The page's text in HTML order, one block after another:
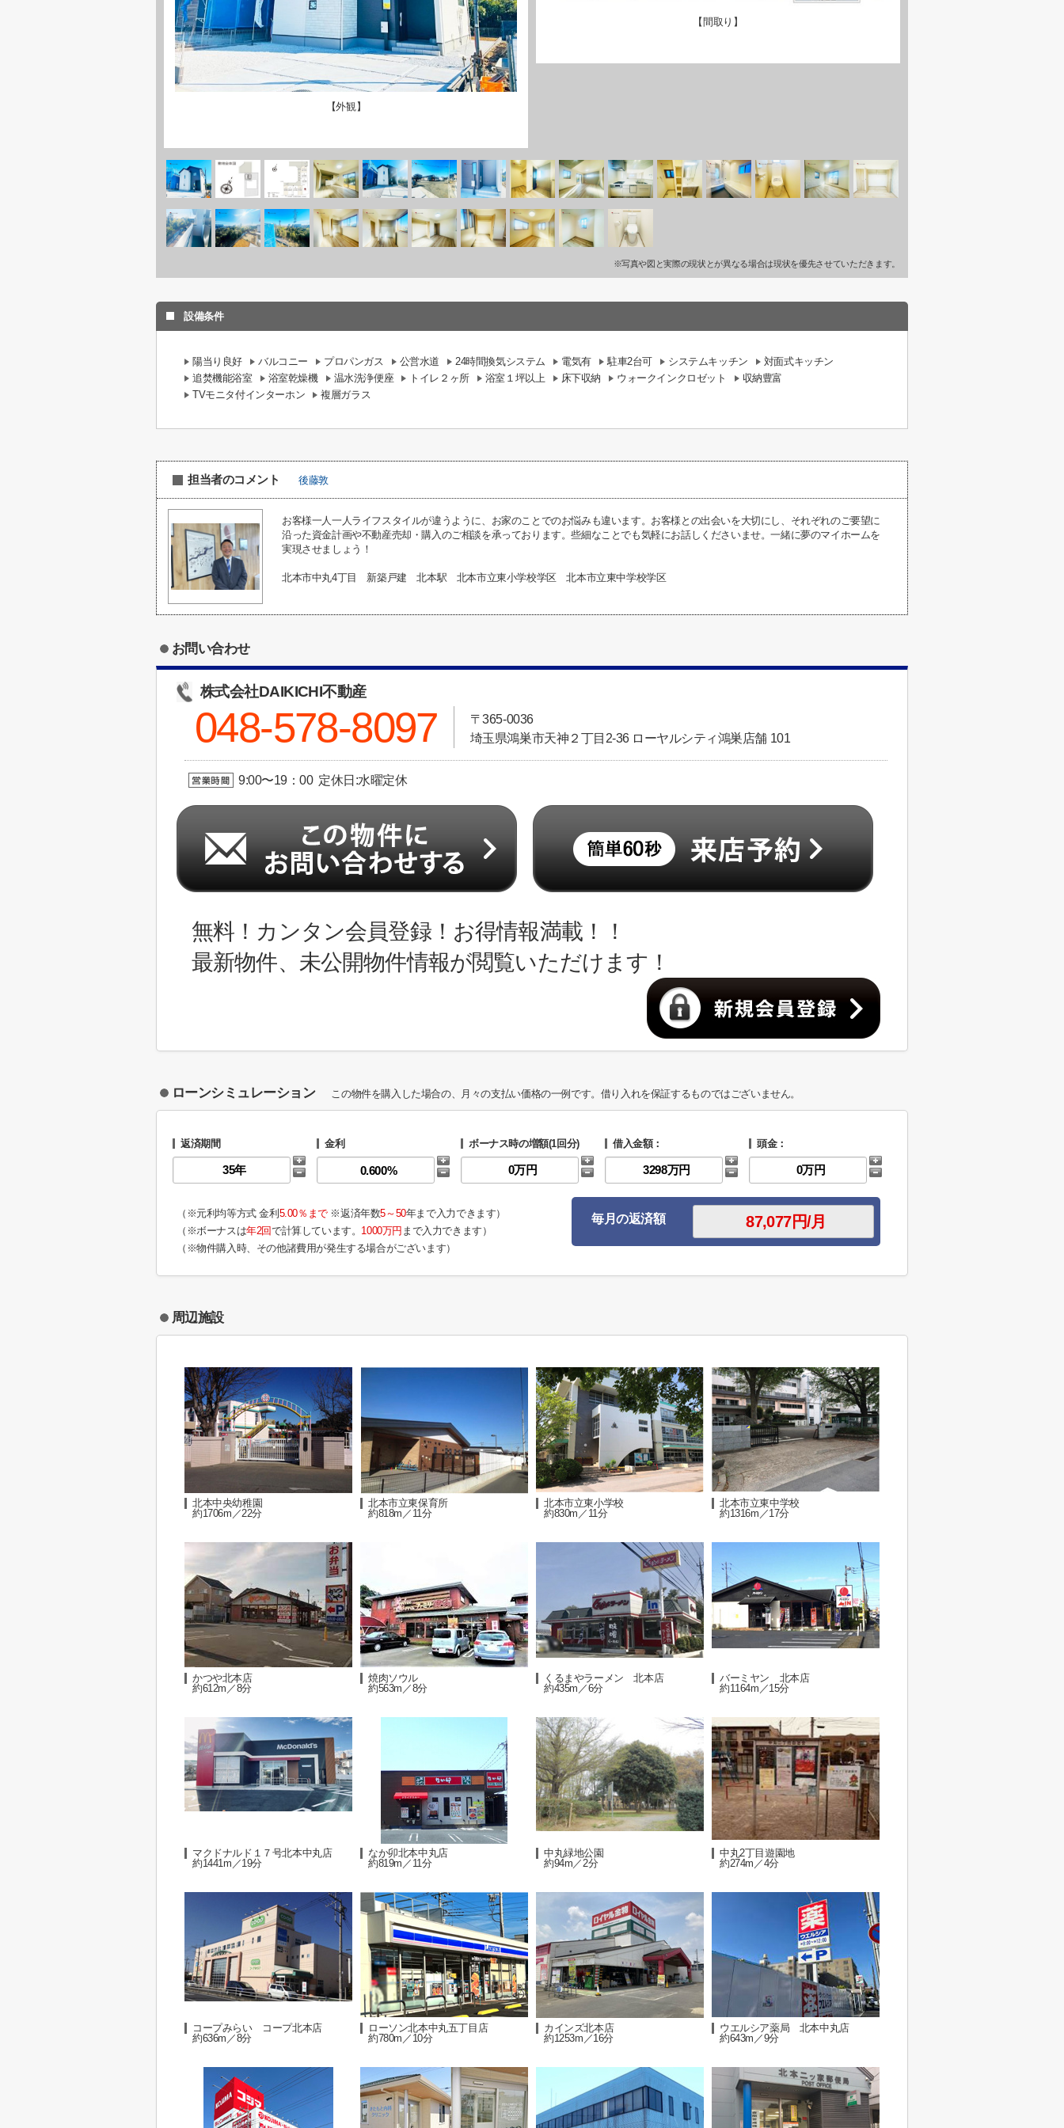
【外観】
【間取り】
※写真や図と実際の現状とが異なる場合は現状を優先させていただきます。
設備条件
陽当り良好 バルコニー プロパンガス 公営水道 24時間換気システム 電気有 駐車2台可 システムキッチン
対面式キッチン
追焚機能浴室
浴室乾燥機 温水洗浄便座 トイレ２ヶ所 浴室１坪以上 床下収納 ウォークインクロゼット
収納豊富
TVモニタ付インターホン
複層ガラス
担当者のコメント 後藤敦
お客様一人一人ライフスタイルが違うように、お家のことでのお悩みも違います。お客様との出会いを大切にし、それぞれのご要望に
沿った資金計画や不動産売却・購入のご相談を承っております。些細なことでも気軽にお話しくださいませ。一緒に夢のマイホームを
実現させましょう！
北本市中丸4丁目 新築戸建 北本駅 北本市立東小学校学区 北本市立東中学校学区
お問い合わせ
株式会社DAIKICHI不動産
048-578-8097
〒365-0036
埼玉県鴻巣市天神２丁目2-36 ローヤルシティ鴻巣店舗 101
9:00〜19：00 定休日:水曜定休
無料！カンタン会員登録！お得情報満載！！
最新物件、未公開物件情報が閲覧いただけます！
ローンシミュレーション この物件を購入した場合の、月々の支払い価格の一例です。借り入れを保証するものではございません。
返済期間 金利 ボーナス時の増額(1回分) 借入金額： 頭金：
（※元利均等方式 金利 5.00％まで※返済年数5～50年まで入力できます）
（※ボーナスは年2回で計算しています。 1000万円 まで入力できます）
（※物件購入時、その他諸費用が発生する場合がございます）
毎月の返済額
周辺施設
北本中央幼稚園
約1706m／22分
北本市立東保育所
約818m／11分
北本市立東小学校
約830m／11分
北本市立東中学校
約1316m／17分
かつや北本店
約612m／8分
焼肉ソウル
約563m／8分
くるまやラーメン 北本店
約435m／6分
バーミヤン 北本店
約1164m／15分
マクドナルド１７号北本中丸店
約1441m／19分
なか卯北本中丸店
約819m／11分
中丸緑地公園
約94m／2分
中丸2丁目遊園地
約274m／4分
コープみらい コープ北本店
約636m／8分
ローソン北本中丸五丁目店
約780m／10分
カインズ北本店
約1253m／16分
ウエルシア薬局 北本中丸店
約643m／9分